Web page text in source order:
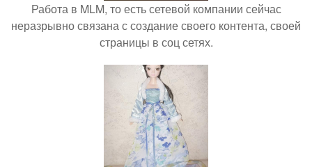
Работа в MLM, то есть сетевой компании сейчас
неразрывно связана с создание своего контента, своей
страницы в соц сетях.